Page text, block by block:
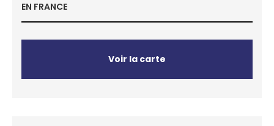
EN FRANCE
Voir la carte